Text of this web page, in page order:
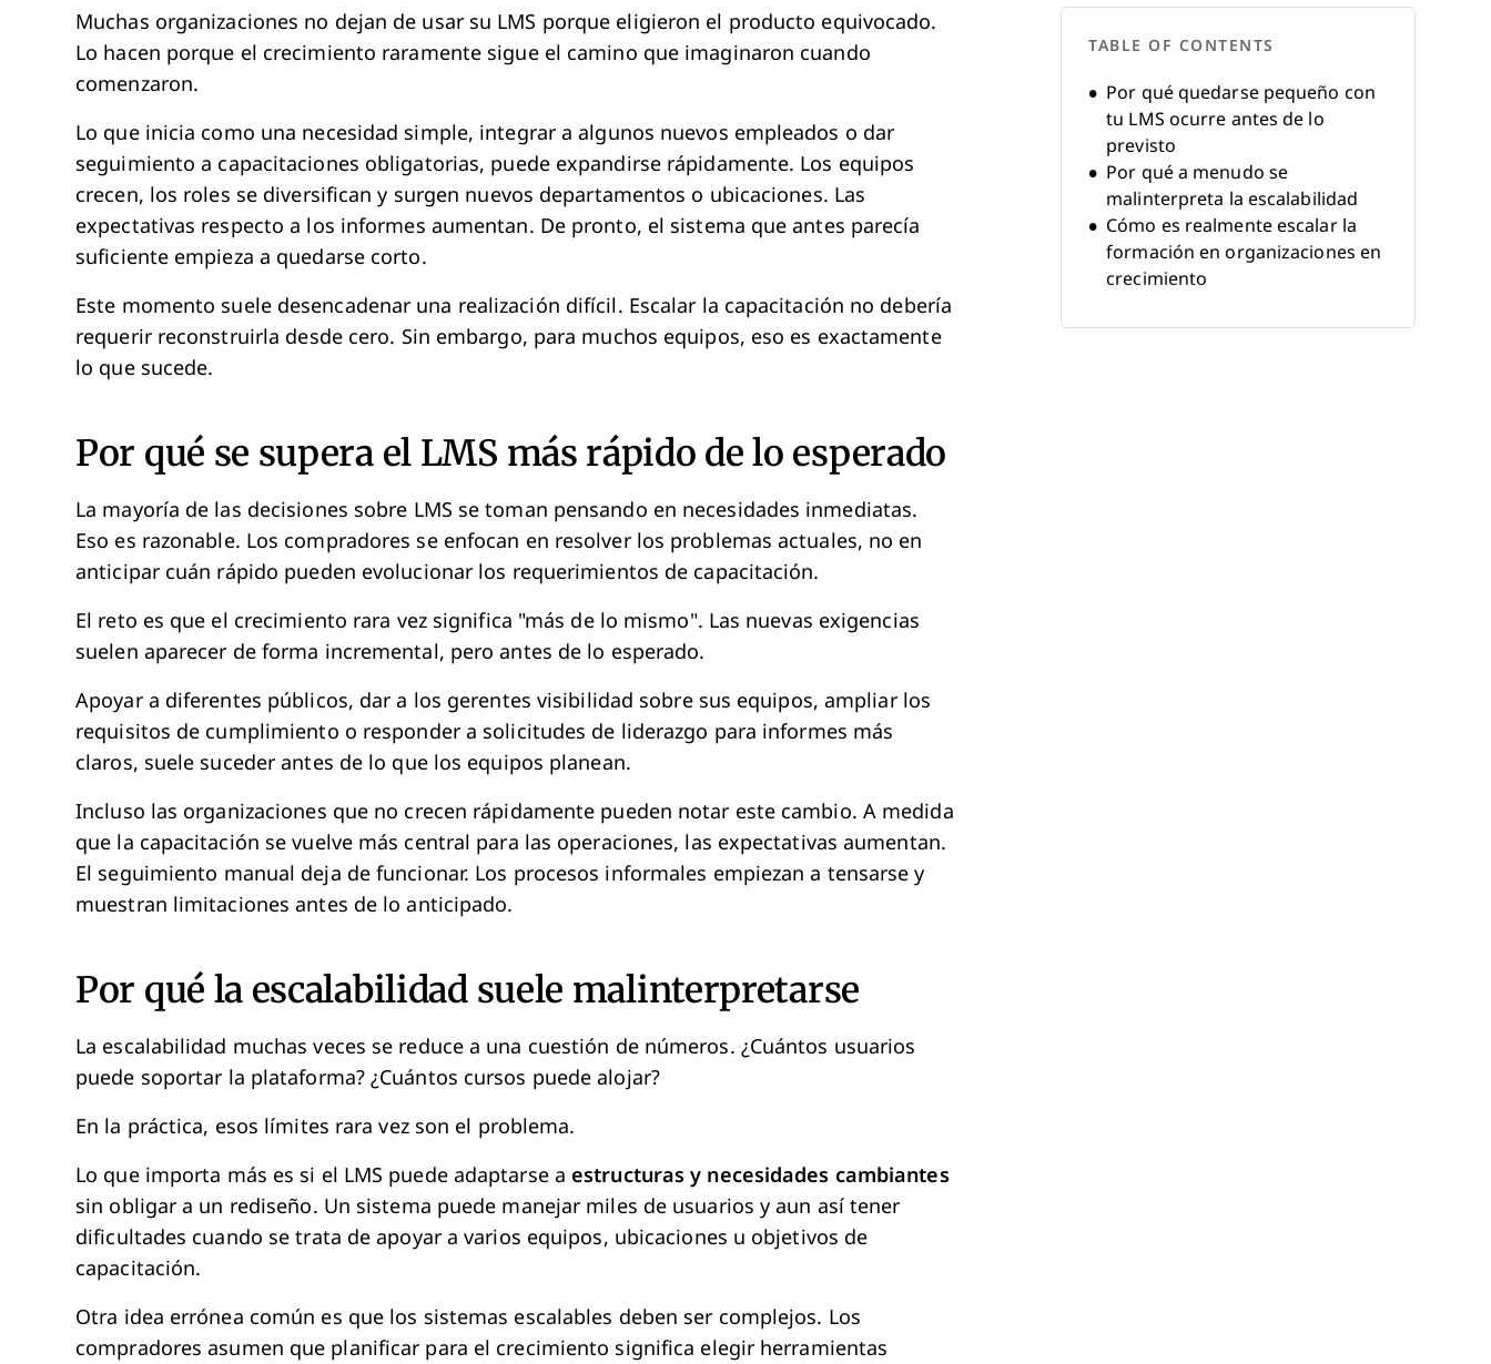
Muchas organizaciones no dejan de usar su LMS porque eligieron el producto equivocado.
Lo hacen porque el crecimiento raramente sigue el camino que imaginaron cuando
comenzaron.
Lo que inicia como una necesidad simple, integrar a algunos nuevos empleados o dar
seguimiento a capacitaciones obligatorias, puede expandirse rápidamente. Los equipos
crecen, los roles se diversifican y surgen nuevos departamentos o ubicaciones. Las
expectativas respecto a los informes aumentan. De pronto, el sistema que antes parecía
suficiente empieza a quedarse corto.
Este momento suele desencadenar una realización difícil. Escalar la capacitación no debería
requerir reconstruirla desde cero. Sin embargo, para muchos equipos, eso es exactamente
lo que sucede.
Por qué se supera el LMS más rápido de lo esperado
La mayoría de las decisiones sobre LMS se toman pensando en necesidades inmediatas.
Eso es razonable. Los compradores se enfocan en resolver los problemas actuales, no en
anticipar cuán rápido pueden evolucionar los requerimientos de capacitación.
El reto es que el crecimiento rara vez significa "más de lo mismo". Las nuevas exigencias
suelen aparecer de forma incremental, pero antes de lo esperado.
Apoyar a diferentes públicos, dar a los gerentes visibilidad sobre sus equipos, ampliar los
requisitos de cumplimiento o responder a solicitudes de liderazgo para informes más
claros, suele suceder antes de lo que los equipos planean.
Incluso las organizaciones que no crecen rápidamente pueden notar este cambio. A medida
que la capacitación se vuelve más central para las operaciones, las expectativas aumentan.
El seguimiento manual deja de funcionar. Los procesos informales empiezan a tensarse y
muestran limitaciones antes de lo anticipado.
Por qué la escalabilidad suele malinterpretarse
La escalabilidad muchas veces se reduce a una cuestión de números. ¿Cuántos usuarios
puede soportar la plataforma? ¿Cuántos cursos puede alojar?
En la práctica, esos límites rara vez son el problema.
Lo que importa más es si el LMS puede adaptarse a estructuras y necesidades cambiantes
sin obligar a un rediseño. Un sistema puede manejar miles de usuarios y aun así tener
dificultades cuando se trata de apoyar a varios equipos, ubicaciones u objetivos de
capacitación.
Otra idea errónea común es que los sistemas escalables deben ser complejos. Los
compradores asumen que planificar para el crecimiento significa elegir herramientas
TABLE OF CONTENTS
Por qué quedarse pequeño con
tu LMS ocurre antes de lo
previsto
Por qué a menudo se
malinterpreta la escalabilidad
Cómo es realmente escalar la
formación en organizaciones en
crecimiento
los equipos al crecer